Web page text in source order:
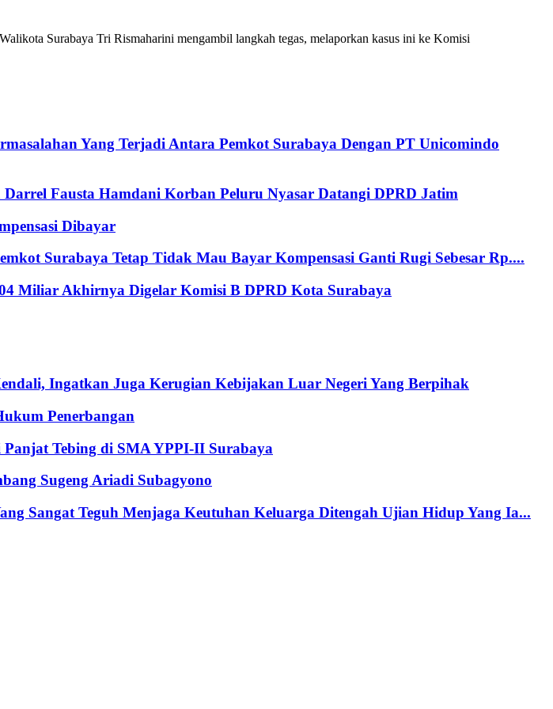
Surabaya Tri Rismaharini mengambil langkah tegas, melaporkan kasus ini ke Komisi
Yang Terjadi Antara Pemkot Surabaya Dengan PT Unicomindo
Fausta Hamdani Korban Peluru Nyasar Datangi DPRD Jatim
Dibayar
Surabaya Tetap Tidak Mau Bayar Kompensasi Ganti Rugi Sebesar Rp....
Miliar Akhirnya Digelar Komisi B DPRD Kota Surabaya
Ingatkan Juga Kerugian Kebijakan Luar Negeri Yang Berpihak
Penerbangan
Tebing di SMA YPPI-II Surabaya
Sugeng Ariadi Subagyono
Sangat Teguh Menjaga Keutuhan Keluarga Ditengah Ujian Hidup Yang Ia...